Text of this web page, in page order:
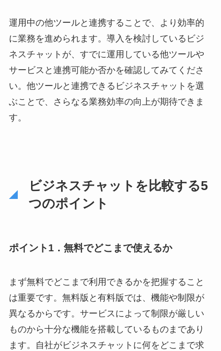
運用中の他ツールと連携することで、より効率的
に業務を進められます。導入を検討しているビジ
ネスチャットが、すでに運用している他ツールや
サービスと連携可能か否かを確認してみてくださ
い。他ツールと連携できるビジネスチャットを選
ぶことで、さらなる業務効率の向上が期待できま
す。
ビジネスチャットを比較する5
つのポイント
ポイント1．無料でどこまで使えるか
まず無料でどこまで利用できるかを把握すること
は重要です。無料版と有料版では、機能や制限が
異なるからです。サービスによって制限が厳しい
ものから十分な機能を搭載しているものまであり
ます。自社がビジネスチャットに何をどこまで求